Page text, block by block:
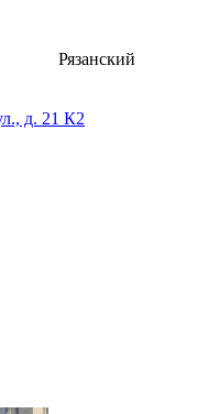
Рязанский
д. 21 К2